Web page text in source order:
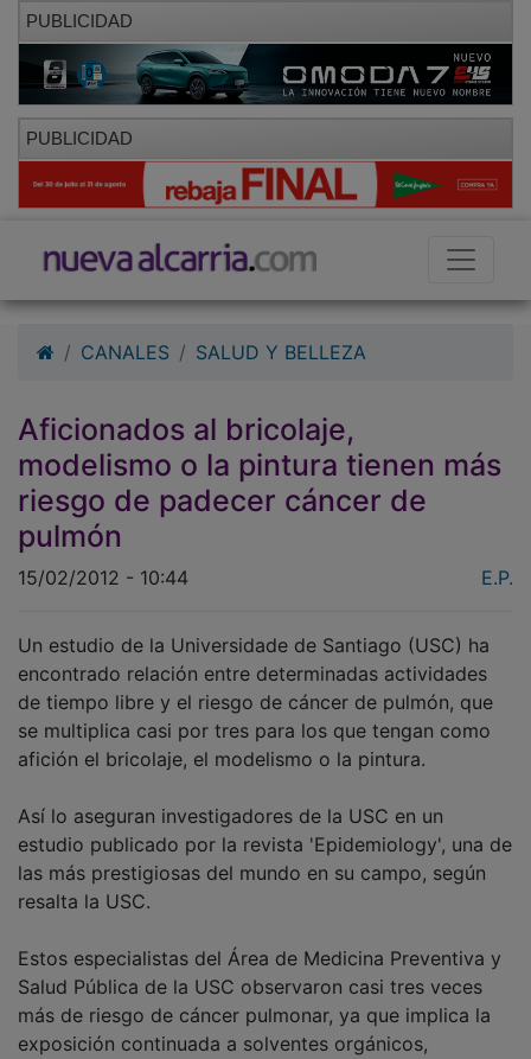
PUBLICIDAD
PUBLICIDAD
CANALES SALUD Y BELLEZA
Aficionados al bricolaje,
modelismo o la pintura tienen más
riesgo de padecer cáncer de
pulmón
15/02/2012 - 10:44 E.P.
Un estudio de la Universidade de Santiago (USC) ha
encontrado relación entre determinadas actividades
de tiempo libre y el riesgo de cáncer de pulmón, que
se multiplica casi por tres para los que tengan como
afición el bricolaje, el modelismo o la pintura.
Así lo aseguran investigadores de la USC en un
estudio publicado por la revista 'Epidemiology', una de
las más prestigiosas del mundo en su campo, según
resalta la USC.
Estos especialistas del Área de Medicina Preventiva y
Salud Pública de la USC observaron casi tres veces
más de riesgo de cáncer pulmonar, ya que implica la
exposición continuada a solventes orgánicos,